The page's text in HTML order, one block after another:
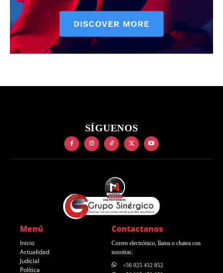
SÍGUENOS
Menú
Inicio
Actualidad
Judicial
Política
Contactanos
Correo electrónico, llama o chatea con
nosotras:
+56 025 452 852